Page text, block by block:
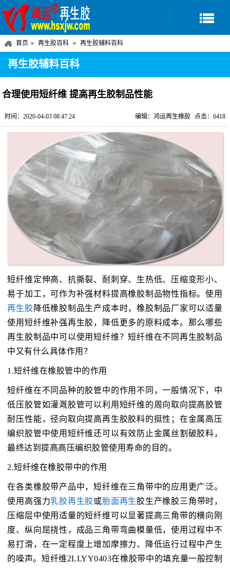
首页 再生胶百科 再生胶辅料百科
再生胶辅料百科
合理使用短纤维 提高再生胶制品性能
时间：2020-04-03 08:47:24 点击：6418
编辑：鸿运再生橡胶
短纤维定伸高、抗撕裂、耐刺穿、生热低、压缩变形小、
易于加工，可作为补强材料提高橡胶制品物性指标。使用
再生胶 降低橡胶制品生产成本时，橡胶制品厂家可以适量
使用短纤维补强再生胶，降低更多的原料成本。那么哪些
再生胶制品中可以使用短纤维？短纤维在不同再生胶制品
中又有什么具体作用？
1.短纤维在橡胶管中的作用
短纤维在不同品种的胶管中的作用不同，一般情况下，中
低压胶管如灌溉胶管可以利用短纤维的周向取向提高胶管
耐压性能，径向取向提高再生胶胶料的挺性；在金属高压
编织胶管中使用短纤维还可以有效防止金属丝割破胶料，
最终达到提高高压编织胶管使用寿命的目的。
2.短纤维在橡胶带中的作用
在各类橡胶带产品中，短纤维在三角带中的应用更广泛。
使用高强力乳胶再生胶或胎面再生胶生产橡胶三角带时，
压缩层中使用适量的短纤维可以显著提高三角带的横向刚
度、纵向屈挠性，成品三角带弯曲模量低，使用过程中不
易打滑，在一定程度上增加摩擦力、降低运行过程中产生
的噪声。短纤维2LLYY0403在橡胶带中的填充量一般控制